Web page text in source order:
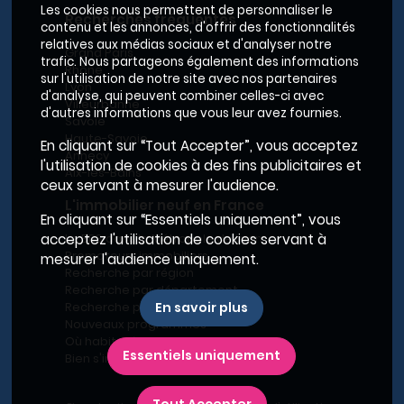
Recherches fréquentes
Grand Paris
Rhône
Lyon
Villeurbanne
Savoie
Haute-Savoie
Annecy
Aix-les-Bains
Le BRS dans la Métropole de Lyon
Promoteurs immobiliers
Recherche par département
Recherche par ville
Nouveaux programmes
Où habiter à Marseille ?
Bien s'installer
Les cookies nous permettent de personnaliser le
contenu et les annonces, d'offrir des fonctionnalités
relatives aux médias sociaux et d'analyser notre
trafic. Nous partageons également des informations
sur l'utilisation de notre site avec nos partenaires
d'analyse, qui peuvent combiner celles-ci avec
d'autres informations que vous leur avez fournies.
En cliquant sur “Tout Accepter”, vous acceptez
l'utilisation de cookies à des fins publicitaires et
ceux servant à mesurer l'audience.
En cliquant sur “Essentiels uniquement”, vous
acceptez l'utilisation de cookies servant à
mesurer l'audience uniquement.
En savoir plus
Essentiels uniquement